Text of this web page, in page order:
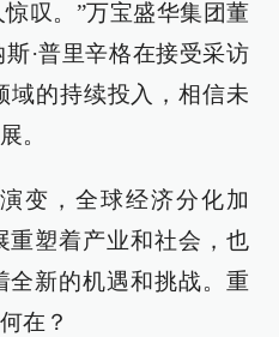
叹。”万宝盛华集团董
·普里辛格在接受采访
域的持续投入，相信未
。
变，全球经济分化加
重塑着产业和社会，也
全新的机遇和挑战。重
在？